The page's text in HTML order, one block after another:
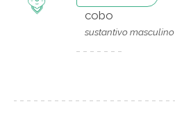
cobo
sustantivo masculino